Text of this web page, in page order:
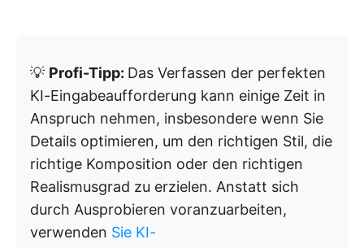
💡 Profi-Tipp: Das Verfassen der perfekten
KI-Eingabeaufforderung kann einige Zeit in
Anspruch nehmen, insbesondere wenn Sie
Details optimieren, um den richtigen Stil, die
richtige Komposition oder den richtigen
Realismusgrad zu erzielen. Anstatt sich
durch Ausprobieren voranzuarbeiten,
verwenden Sie KI-